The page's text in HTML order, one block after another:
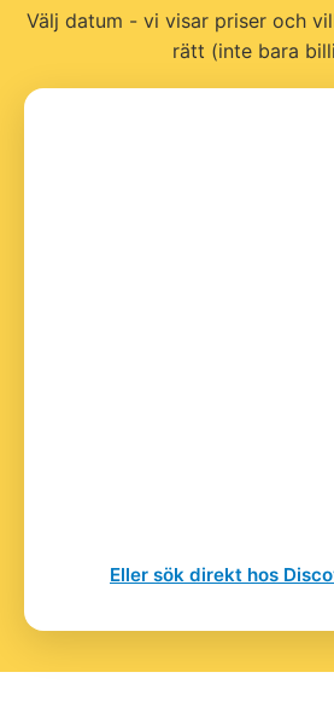
Välj datum - vi visar priser och
rätt (inte bara
Eller sök direkt hos